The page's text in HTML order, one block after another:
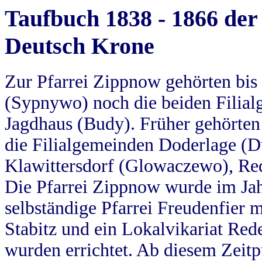
Taufbuch 1838 - 1866
Deutsch Krone
Zur Pfarrei Zippnow gehörten
(Sypnywo) noch die beiden
Jagdhaus (Budy). Früher
die Filialgemeinden Doderlage
Klawittersdorf (Glowaczewo),
Die Pfarrei Zippnow wurde im
selbständige Pfarrei Freudenfier
Stabitz und ein Lokalvikariat
wurden errichtet. Ab diesem